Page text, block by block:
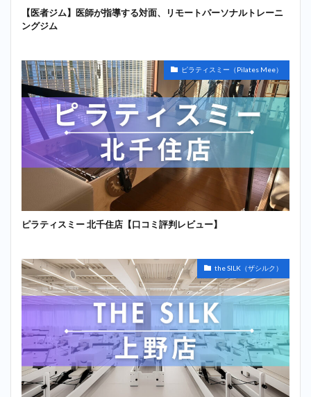
【医者ジム】医師が指導する対面、リモートパーソナルトレーニ
ングジム
ピラティスミー（Pilates Mee）
ピラティスミー 北千住店【口コミ評判レビュー】
the SILK（ザシルク）